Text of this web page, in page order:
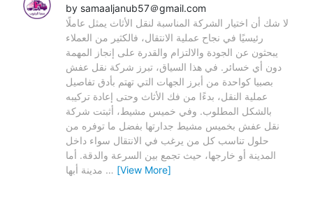
by samaaljanub57＠gmail.com
لا شك أن اختيار الشركة المناسبة لنقل الأثاث يمثل عاملًا
رئيسيًا في نجاح عملية الانتقال، فالكثير من العملاء
يبحثون عن الجودة والالتزام والقدرة على إنجاز المهمة
دون أي خسائر. في هذا السياق، تبرز شركة نقل عفش
بصبيا كواحدة من أبرز الجهات التي تهتم بأدق تفاصيل
عملية النقل، بدءًا من فك الأثاث وحتى إعادة تركيبه
بالشكل المطلوب. وفي خميس مشيط، أثبتت شركة
نقل عفش بخميس مشيط جدارتها بفضل ما توفره من
حلول تناسب كل من يرغب في الانتقال سواء داخل
المدينة أو خارجها، حيث تجمع بين السرعة والدقة. أما
… [View More]